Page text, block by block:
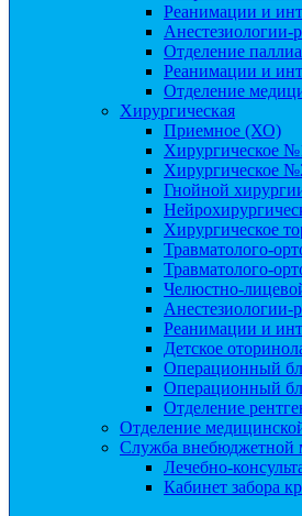
Реанимации и
Анестезиологии-
Отделение
Реанимации и
Отделение
Хирургическая
Приемное (ХО)
Хирургическое
Хирургическое
Гнойной
Хирургическое
Травматолого-
Травматолого-
Челюстно-
Реанимации и
Детское
Операционный
Операционный
Отделение
Отделение
Служба внебюджетной
Лечебно-
Кабинет забора